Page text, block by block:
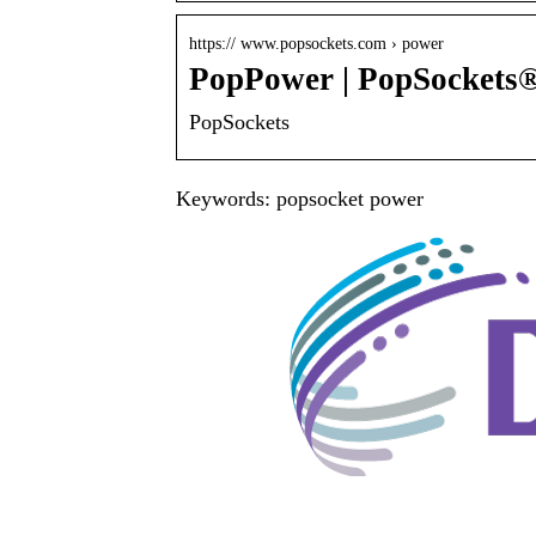
https:// www.popsockets.com › power
PopPower |
PopSockets
Keywords: popsocket power